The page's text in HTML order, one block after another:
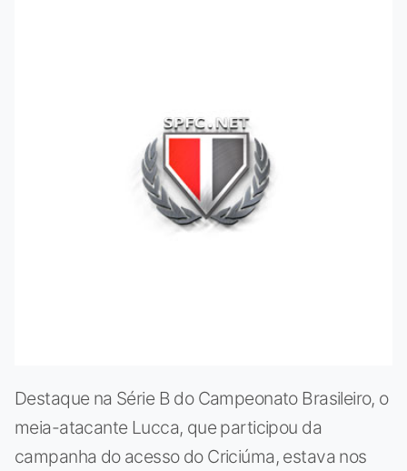
Destaque na Série B do Campeonato Brasileiro, o
meia-atacante Lucca, que participou da
campanha do acesso do Criciúma, estava nos